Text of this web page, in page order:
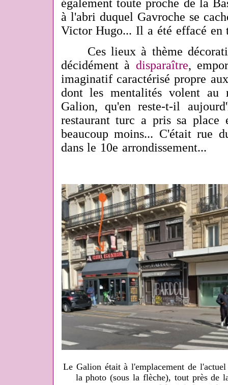
également toute proche de la
à l'abri duquel Gavroche se
Victor Hugo... Il a été effacé en
Ces lieux à thème décoratif
décidément à disparaître,
imaginatif caractérisé propre
dont les mentalités volent au
Galion, qu'en reste-t-il
restaurant turc a pris sa
beaucoup moins... C'était rue
dans le 10e arrondissement...
Le Galion était à l'emplacement de
la photo (sous la flèche), tout près de